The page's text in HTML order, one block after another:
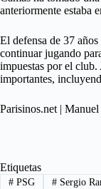
anteriormente estaba
El defensa de 37
continuar jugando
impuestas por el club.
importantes,
Parisinos.net |
Etiquetas
#PSG #Sergio